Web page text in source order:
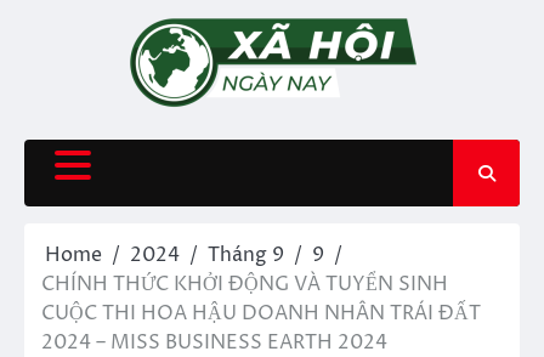
Home 2024 Tháng 9
9
CHÍNH THỨC KHỞI ĐỘNG VÀ TUYỂN SINH
CUỘC THI HOA HẬU DOANH NHÂN TRÁI ĐẤT
2024 – MISS BUSINESS EARTH 2024